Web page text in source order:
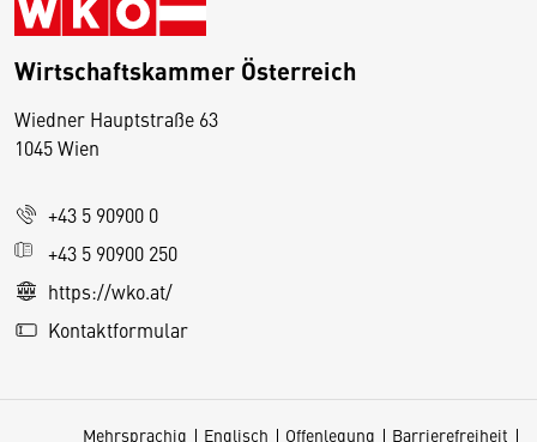
Wirtschaftskammer Österreich
Wiedner Hauptstraße 63
1045 Wien
+43 5 90900 0
+43 5 90900 250
https://wko.at/
Kontaktformular
Mehrsprachig Englisch Offenlegung Barrierefreiheit
D
s
e
S
e